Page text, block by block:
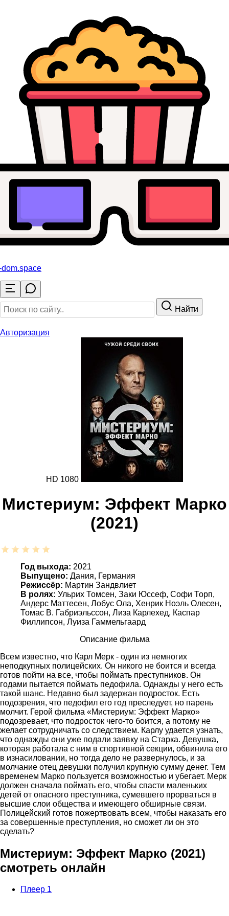
.space
Найти
Авторизация
HD 1080
Мистериум: Эффект Марко
(2021)
Год выхода: 2021
Выпущено: Дания, Германия
Режиссёр: Мартин Зандвлиет
В ролях: Ульрих Томсен, Заки Юссеф, Софи Торп,
Андерс Маттесен, Лобус Ола, Хенрик Ноэль Олесен,
Томас В. Габриэльссон, Лиза Карлехед, Каспар
Филлипсон, Луиза Гаммельгаард
Описание фильма
Всем известно, что Карл Мерк - один из немногих
неподкупных полицейских. Он никого не боится и всегда
готов пойти на все, чтобы поймать преступников. Он
годами пытается поймать педофила. Однажды у него есть
такой шанс. Недавно был задержан подросток. Есть
подозрения, что педофил его год преследует, но парень
молчит. Герой фильма «Мистериум: Эффект Марко»
подозревает, что подросток чего-то боится, а потому не
желает сотрудничать со следствием. Карлу удается узнать,
что однажды они уже подали заявку на Старка. Девушка,
которая работала с ним в спортивной секции, обвинила его
в изнасиловании, но тогда дело не развернулось, и за
молчание отец девушки получил крупную сумму денег. Тем
временем Марко пользуется возможностью и убегает. Мерк
должен сначала поймать его, чтобы спасти маленьких
детей от опасного преступника, сумевшего прорваться в
высшие слои общества и имеющего обширные связи.
Полицейский готов пожертвовать всем, чтобы наказать его
за совершенные преступления, но сможет ли он это
сделать?
Мистериум: Эффект Марко (2021)
смотреть онлайн
Плеер 1